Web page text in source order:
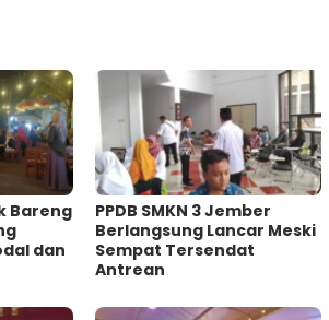
Bareng
dan
PPDB SMKN 3 Jember
Berlangsung Lancar Meski
Sempat Tersendat
Antrean